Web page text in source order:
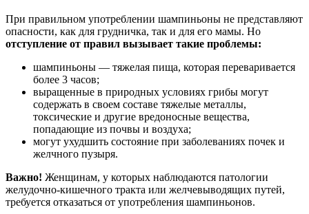
При правильном употреблении шампиньоны не представляют
опасности, как для грудничка, так и для его мамы. Но
отступление от правил вызывает такие проблемы:
шампиньоны — тяжелая пища, которая переваривается
более 3 часов;
выращенные в природных условиях грибы могут
содержать в своем составе тяжелые металлы,
токсические и другие вредоносные вещества,
попадающие из почвы и воздуха;
могут ухудшить состояние при заболеваниях почек и
желчного пузыря.
Важно! Женщинам, у которых наблюдаются патологии
желудочно-кишечного тракта или желчевыводящих путей,
требуется отказаться от употребления шампиньонов.